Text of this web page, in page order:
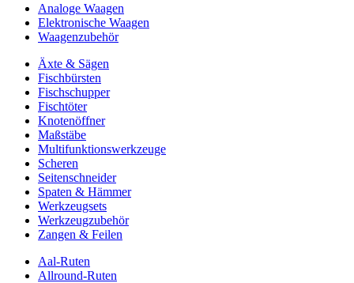
Analoge Waagen
Elektronische Waagen
Waagenzubehör
Äxte & Sägen
Fischbürsten
Fischschupper
Fischtöter
Knotenöffner
Maßstäbe
Multifunktionswerkzeuge
Scheren
Seitenschneider
Spaten & Hämmer
Werkzeugsets
Werkzeugzubehör
Zangen & Feilen
Aal-Ruten
Allround-Ruten